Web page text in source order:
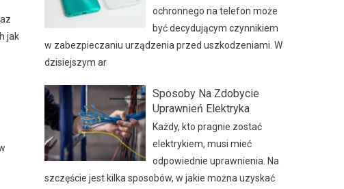
jak
ochronnego na telefon może
być decydującym czynnikiem
w zabezpieczaniu urządzenia przed uszkodzeniami. W
dzisiejszym ar
Sposoby Na Zdobycie
Uprawnień Elektryka
Każdy, kto pragnie zostać
elektrykiem, musi mieć
odpowiednie uprawnienia. Na
szczęście jest kilka sposobów, w jakie można uzyskać